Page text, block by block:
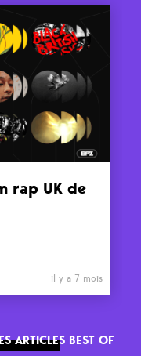
rap UK de
il y a 7 mois
ARTICLES BEST OF